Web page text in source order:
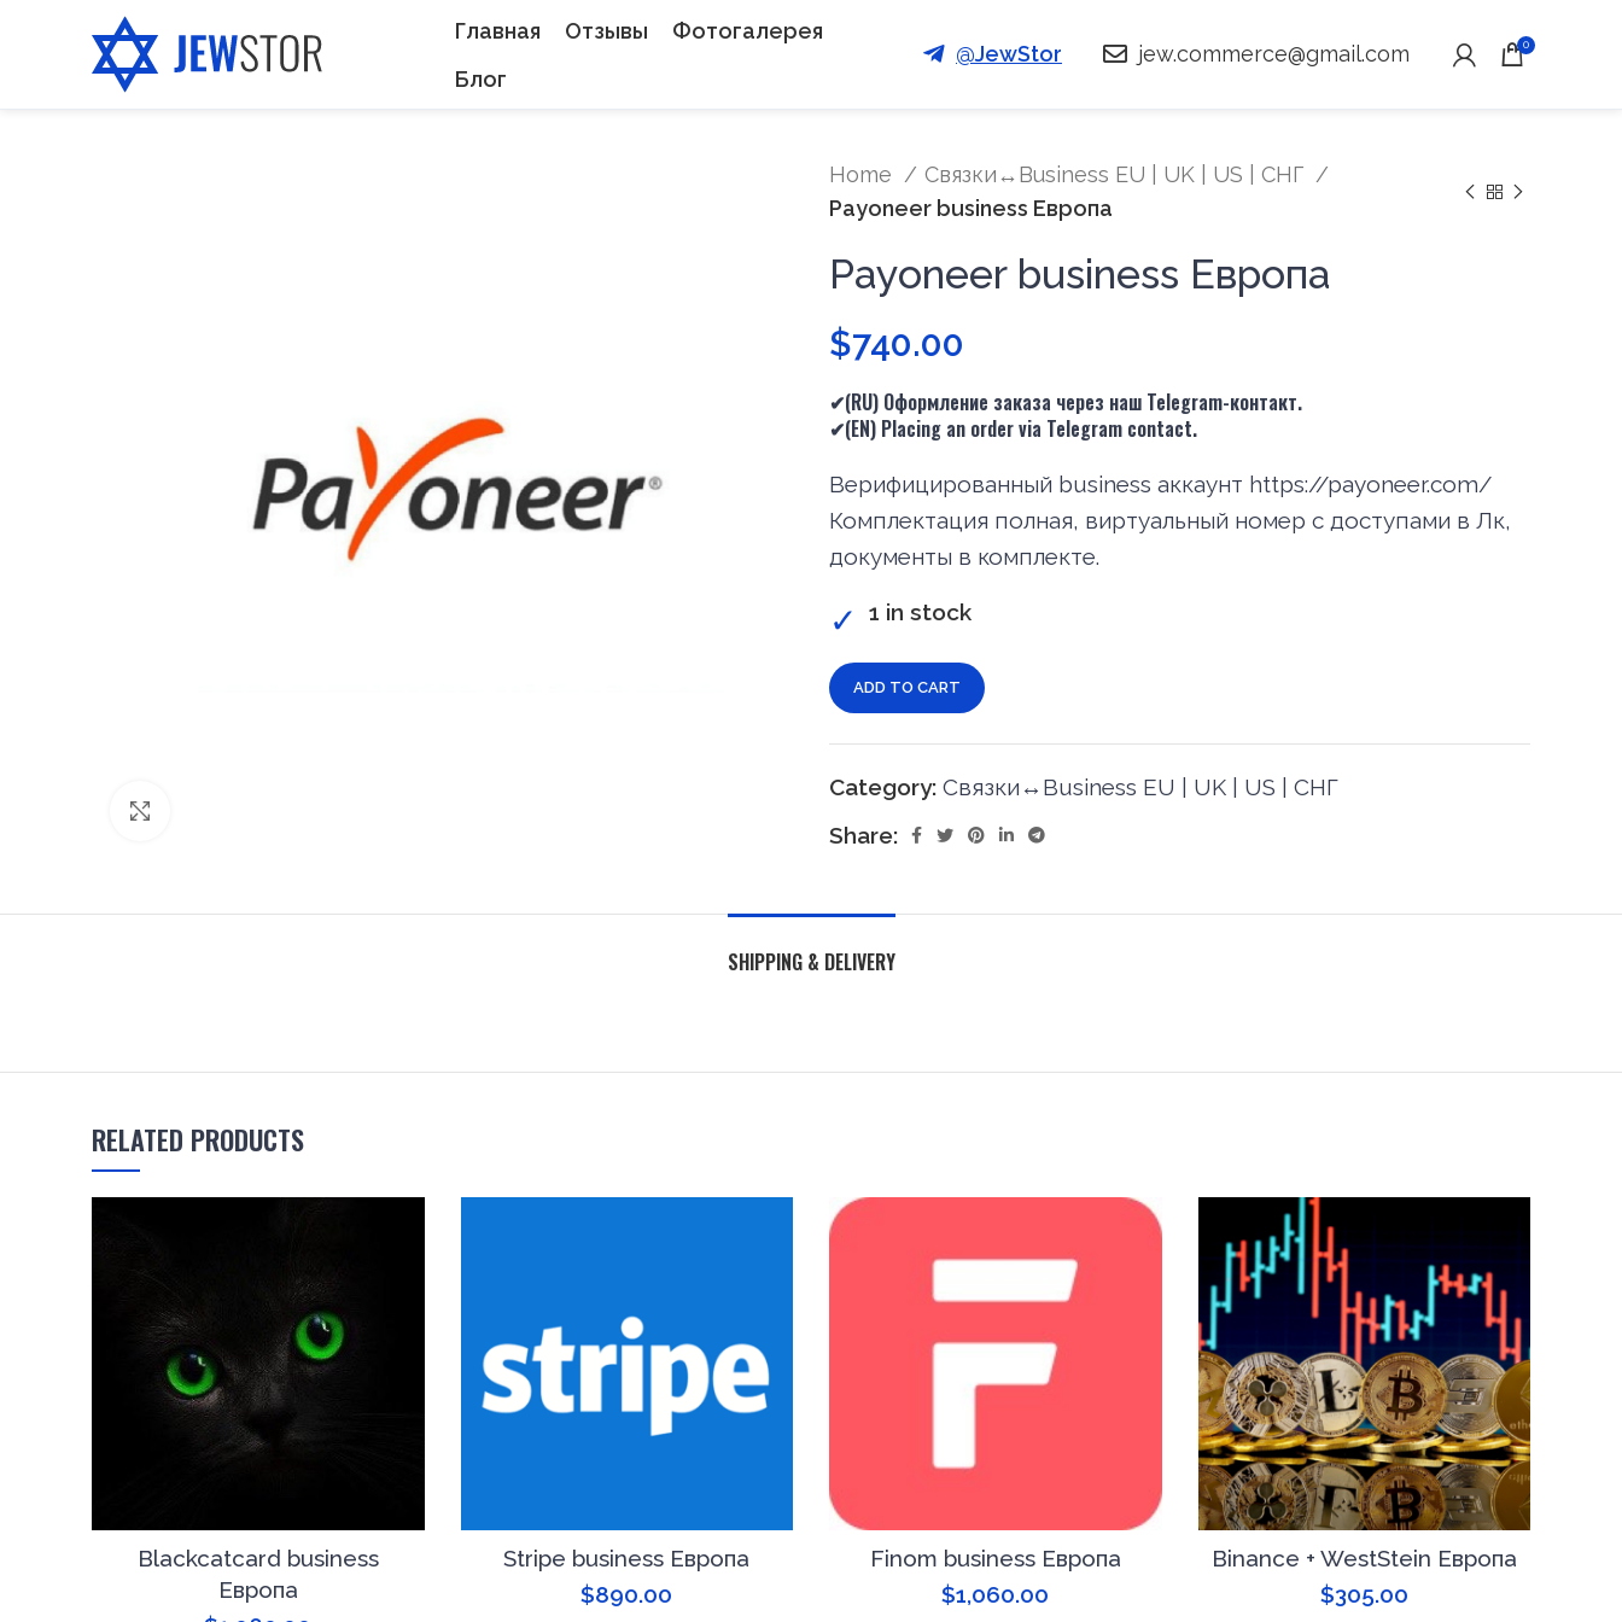
Главная Отзывы
Фотогалерея
Блог
@JewStor jew.commerce@gmail.com 0
Home
Связки↔Business EU | UK | US | СНГ
Payoneer business Европа
Payoneer business Европа
$740.00
✔(RU) Оформление заказа через наш Telegram-контакт.
✔(EN) Placing an order via Telegram contact.
Верифицированный business аккаунт https://payoneer.com/
Комплектация полная, виртуальный номер с доступами в Лк,
документы в комплекте.
1 in stock
ADD TO CART
Category: Связки↔Business EU | UK | US | СНГ
Share:
SHIPPING & DELIVERY
RELATED PRODUCTS
Blackcatcard business
Европа
Stripe business Европа
$890.00
Finom business Европа
$1,060.00
Binance + WestStein Европа
$305.00